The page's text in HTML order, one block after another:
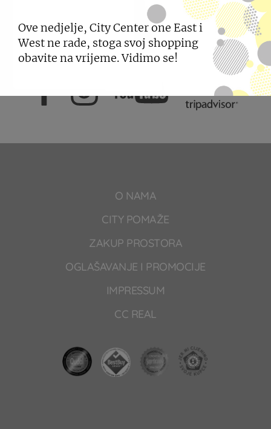
PRIJAVI SE
O NAMA
CITY POMAŽE
ZAKUP PROSTORA
OGLAŠAVANJE I PROMOCIJE
IMPRESSUM
CC REAL
Ove nedjelje, City Center one East i
West ne rade, stoga svoj shopping
obavite na vrijeme. Vidimo se!